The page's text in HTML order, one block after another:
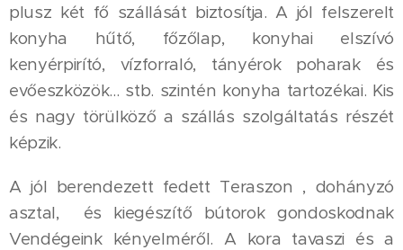
plusz két fő szállását biztosítja. A jól felszerelt
konyha hűtő, főzőlap, konyhai elszívó
kenyérpirító, vízforraló, tányérok poharak és
evőeszközök... stb. szintén konyha tartozékai. Kis
és nagy törülköző a szállás szolgáltatás részét
képzik.
A jól berendezett fedett Teraszon , dohányzó
asztal, és kiegészítő bútorok gondoskodnak
Vendégeink kényelméről. A kora tavaszi és a